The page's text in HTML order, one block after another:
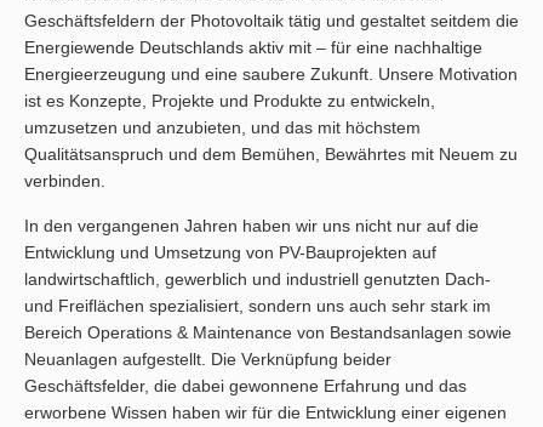
Geschäftsfeldern der Photovoltaik tätig und gestaltet seitdem die
Energiewende Deutschlands aktiv mit – für eine nachhaltige
Energieerzeugung und eine saubere Zukunft. Unsere Motivation
ist es Konzepte, Projekte und Produkte zu entwickeln,
umzusetzen und anzubieten, und das mit höchstem
Qualitätsanspruch und dem Bemühen, Bewährtes mit Neuem zu
verbinden.
In den vergangenen Jahren haben wir uns nicht nur auf die
Entwicklung und Umsetzung von PV-Bauprojekten auf
landwirtschaftlich, gewerblich und industriell genutzten Dach-
und Freiflächen spezialisiert, sondern uns auch sehr stark im
Bereich Operations & Maintenance von Bestandsanlagen sowie
Neuanlagen aufgestellt. Die Verknüpfung beider
Geschäftsfelder, die dabei gewonnene Erfahrung und das
erworbene Wissen haben wir für die Entwicklung einer eigenen